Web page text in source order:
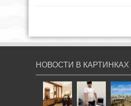
НОВОСТИ В КАРТИНКАХ